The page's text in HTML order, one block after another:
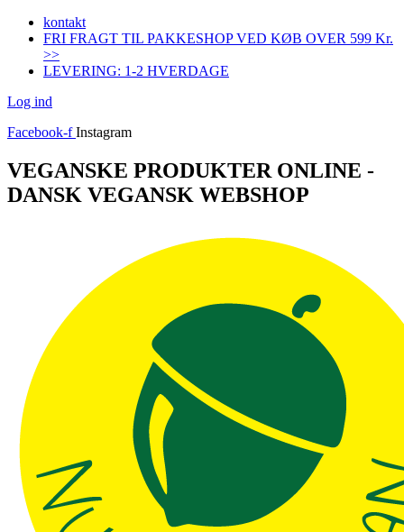
Videre
indhold
kontakt
FRI FRAGT TIL PAKKESHOP VED KØB OVER 599 Kr.
>>
LEVERING: 1-2 HVERDAGE
Log ind
Facebook-f Instagram
VEGANSKE PRODUKTER ONLINE -
DANSK VEGANSK WEBSHOP